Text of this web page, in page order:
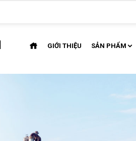
GIỚI THIỆU SẢN PHẨM